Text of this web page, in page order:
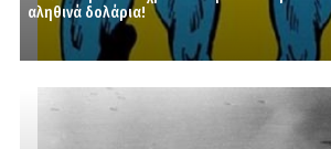
αληθινά δολάρια!